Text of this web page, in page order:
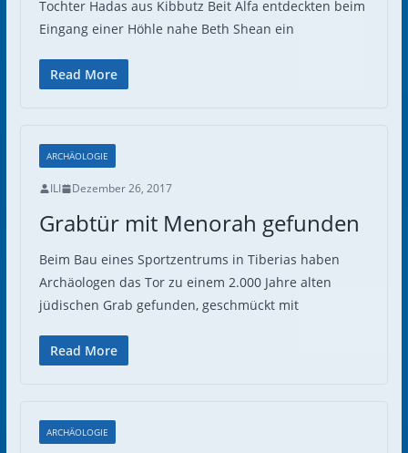
Tochter Hadas aus Kibbutz Beit Alfa entdeckten beim
Eingang einer Höhle nahe Beth Shean ein
Read More
ARCHÄOLOGIE
ILI Dezember 26, 2017
Grabtür mit Menorah gefunden
Beim Bau eines Sportzentrums in Tiberias haben
Archäologen das Tor zu einem 2.000 Jahre alten
jüdischen Grab gefunden, geschmückt mit
Read More
ARCHÄOLOGIE